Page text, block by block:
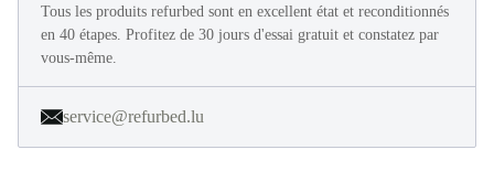
Tous les produits refurbed sont en excellent état et reconditionnés
en 40 étapes. Profitez de 30 jours d'essai gratuit et constatez par
vous-même.
service@refurbed.lu